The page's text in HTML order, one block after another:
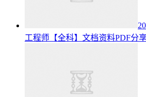
工程师【全科】文档资料PDF分